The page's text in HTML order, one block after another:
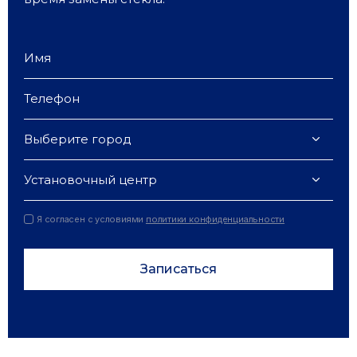
Выберите город
Установочный центр
Я согласен с условиями политики конфиденциальности
Записаться